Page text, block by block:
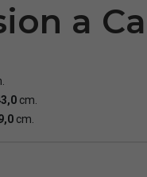
a
cm.
cm.